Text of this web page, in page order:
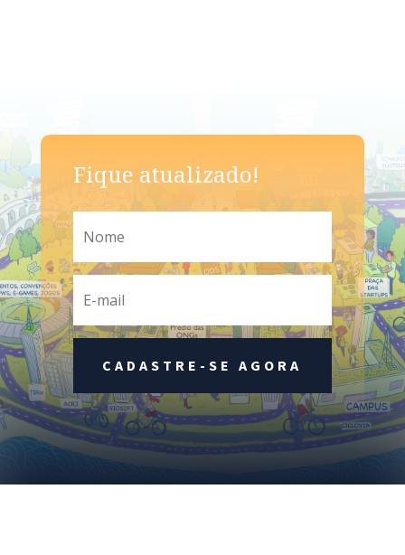
Fique atualizado!
CADASTRE-SE AGORA